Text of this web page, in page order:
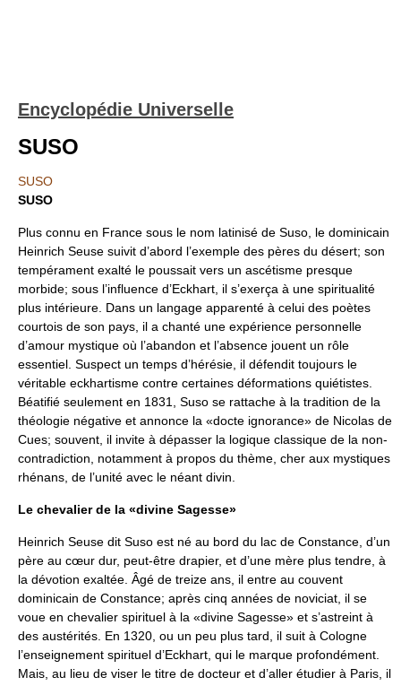
Encyclopédie Universelle
SUSO
SUSO
SUSO
Plus connu en France sous le nom latinisé de Suso, le dominicain
Heinrich Seuse suivit d’abord l’exemple des pères du désert; son
tempérament exalté le poussait vers un ascétisme presque
morbide; sous l’influence d’Eckhart, il s’exerça à une spiritualité
plus intérieure. Dans un langage apparenté à celui des poètes
courtois de son pays, il a chanté une expérience personnelle
d’amour mystique où l’abandon et l’absence jouent un rôle
essentiel. Suspect un temps d’hérésie, il défendit toujours le
véritable eckhartisme contre certaines déformations quiétistes.
Béatifié seulement en 1831, Suso se rattache à la tradition de la
théologie négative et annonce la «docte ignorance» de Nicolas de
Cues; souvent, il invite à dépasser la logique classique de la non-
contradiction, notamment à propos du thème, cher aux mystiques
rhénans, de l’unité avec le néant divin.
Le chevalier de la «divine Sagesse»
Heinrich Seuse dit Suso est né au bord du lac de Constance, d’un
père au cœur dur, peut-être drapier, et d’une mère plus tendre, à
la dévotion exaltée. Âgé de treize ans, il entre au couvent
dominicain de Constance; après cinq années de noviciat, il se
voue en chevalier spirituel à la «divine Sagesse» et s’astreint à
des austérités. En 1320, ou un peu plus tard, il suit à Cologne
l’enseignement spirituel d’Eckhart, qui le marque profondément.
Mais, au lieu de viser le titre de docteur et d’aller étudier à Paris, il